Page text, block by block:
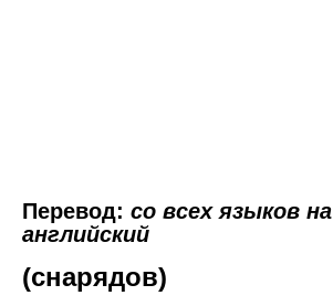
Перевод: со всех языков на
английский
(снарядов)